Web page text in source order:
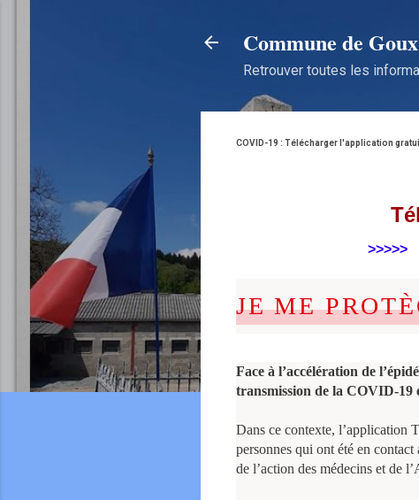
Commune de
Retrouver toutes les
COVID-19 : Télécharger l'application
>>>>>
JE ME
Face à l’accélération de
transmission de la COVID-19
Dans ce contexte, l’application
personnes qui ont été en
de l’action des médecins et de